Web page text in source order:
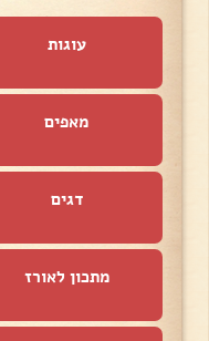
עוגות
מאפים
דגים
מתכון לאורז